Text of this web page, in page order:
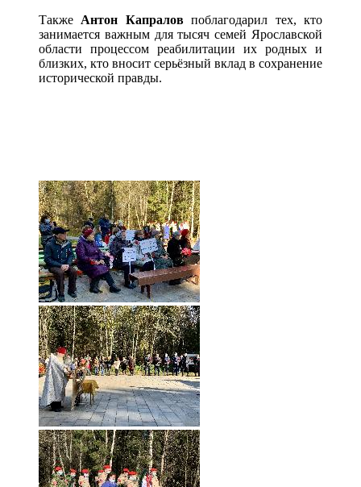
Также Антон Капраловпоблагодарил тех, кто
занимается важным для тысяч семей Ярославской
области процессом реабилитации их родных и
близких, кто вносит серьёзный вклад в сохранение
исторической правды.